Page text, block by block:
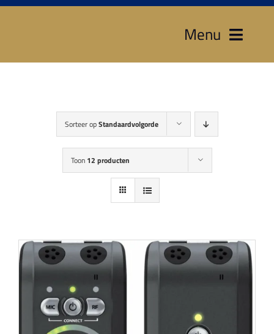
Menu
Hoortoestellen
HoorZeker Abonnement
Webshop
Sorteer opStandaardvolgorde
Toon 12 producten